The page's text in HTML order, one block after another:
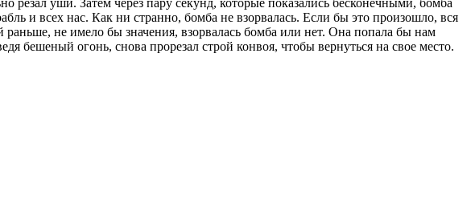
резал уши. Затем через пару секунд, которые показались бесконечными, бомба
и всех нас. Как ни странно, бомба не взорвалась. Если бы это произошло, вся
не имело бы значения, взорвалась бомба или нет. Она попала бы нам
бешеный огонь, снова прорезал строй конвоя, чтобы вернуться на свое место.